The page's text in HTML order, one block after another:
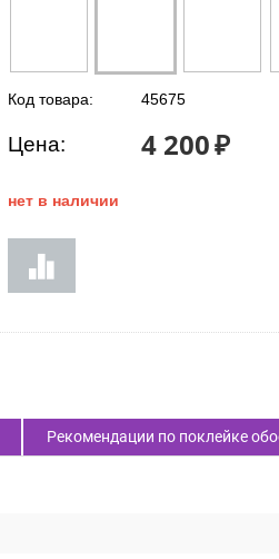
Код товара: 45675
Цена: 4 200₽
нет в наличии
Рекомендации по поклейке